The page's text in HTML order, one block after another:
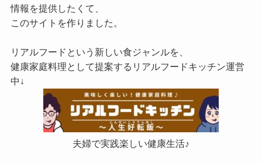
情報を提供したくて、
このサイトを作りました。
リアルフードという新しい食ジャンルを、
健康家庭料理として提案するリアルフードキッチン運営
中↓
夫婦で実践楽しい健康生活♪